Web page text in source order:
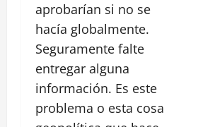
aprobarían si no se
hacía globalmente.
Seguramente falte
entregar alguna
información. Es este
problema o esta cosa